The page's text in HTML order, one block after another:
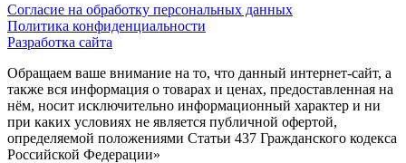
Согласие на обработку персональных данных
Политика конфиденциальности
Разработка сайта
Обращаем ваше внимание на то, что данный интернет-сайт, а
также вся информация о товарах и ценах, предоставленная на
нём, носит исключительно информационный характер и ни
при каких условиях не является публичной офертой,
определяемой положениями Статьи 437 Гражданского кодекса
Российской Федерации»